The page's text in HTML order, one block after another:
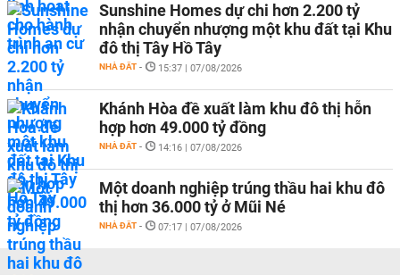
Sunshine Homes dự chi hơn 2.200 tỷ
nhận chuyển nhượng một khu đất tại Khu
đô thị Tây Hồ Tây
NHÀ ĐẤT - 15:37 | 07/08/2026
Khánh Hòa đề xuất làm khu đô thị hỗn
hợp hơn 49.000 tỷ đồng
NHÀ ĐẤT - 14:16 | 07/08/2026
Một doanh nghiệp trúng thầu hai khu đô
thị hơn 36.000 tỷ ở Mũi Né
NHÀ ĐẤT - 07:17 | 07/08/2026